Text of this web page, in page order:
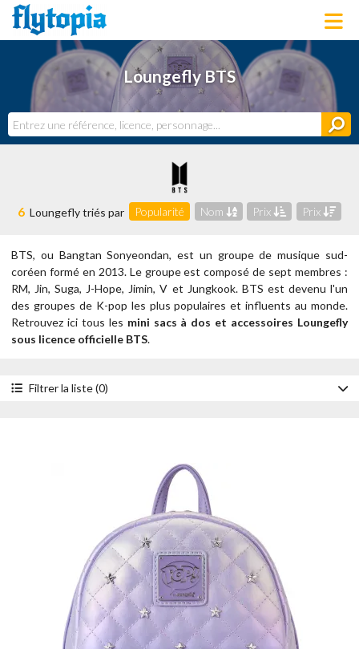
LOUNGEFLY
LICENCES
NOUVEAUTÉS
BONS PLANS
ACTUALITÉS
DERNIERS AJOUTS
Loungefly BTS
6 Loungefly triés par Popularité Nom Prix Prix
BTS, ou Bangtan Sonyeondan, est un groupe de musique sud-
coréen formé en 2013. Le groupe est composé de sept membres :
RM, Jin, Suga, J-Hope, Jimin, V et Jungkook. BTS est devenu l'un
des groupes de K-pop les plus populaires et influents au monde.
Retrouvez ici tous les mini sacs à dos et accessoires Loungefly
sous licence officielle BTS.
Filtrer la liste (0)
de 50 à 100 €
+ de 100 €